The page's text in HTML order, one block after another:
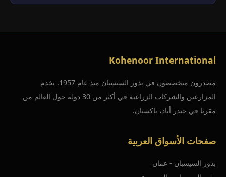
Kohenoor International
مصدرون متخصصون في بذور السيسبان منذ عام 1957. نخدم
المزارعين والشركات الزراعية في أكثر من 30 دولة حول العالم من
مقرنا في حيدر أباد، باكستان.
صفحات الأسواق العربية
بذور السيسبان - عمان